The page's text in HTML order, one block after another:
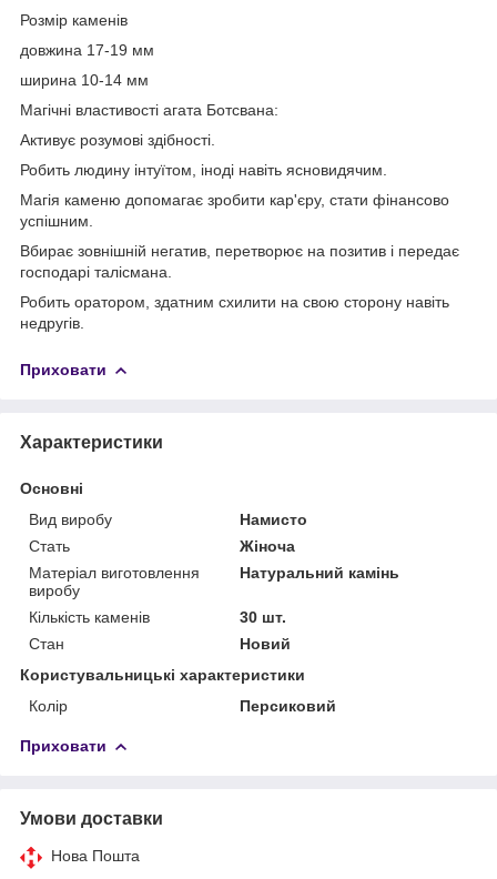
Розмір каменів
довжина 17-19 мм
ширина 10-14 мм
Магічні властивості агата Ботсвана:
Активує розумові здібності.
Робить людину інтуїтом, іноді навіть ясновидячим.
Магія каменю допомагає зробити кар'єру, стати фінансово
успішним.
Вбирає зовнішній негатив, перетворює на позитив і передає
господарі талісмана.
Робить оратором, здатним схилити на свою сторону навіть
недругів.
Приховати
Характеристики
Основні
Вид виробу
Намисто
Стать
Жіноча
Матеріал виготовлення
виробу
Натуральний камінь
Кількість каменів
30 шт.
Стан
Новий
Користувальницькі характеристики
Колір
Персиковий
Приховати
Умови доставки
Нова Пошта